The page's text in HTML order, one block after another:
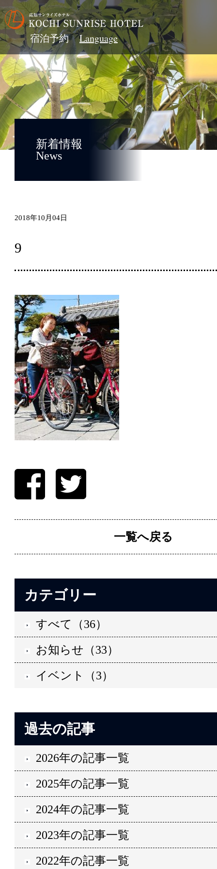
宿泊予約
新着情報
News
2018年10月04日
9
一覧へ戻る
カテゴリー
すべて（36）
お知らせ（33）
イベント（3）
過去の記事
2026年の記事一覧
2025年の記事一覧
2024年の記事一覧
2023年の記事一覧
2022年の記事一覧